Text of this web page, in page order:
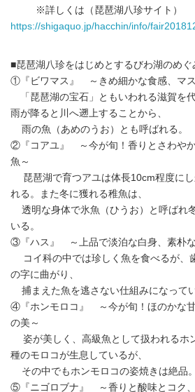
※詳しくは（琵琶湖八珍サイト）
https://shigaquo.jp/hacchin/info/
■琵琶湖八珍をはじめとするびわ湖のめ
①『ビワマス』 ～きめ細かな食感、マス
「琵琶湖の宝石」ともいわれる滋賀を
雨が降ると川へ遡上することから、
雨の魚（あめのうお）とも呼ばれる。
②『コアユ』 ～今が旬！香りとさわや
魚～
琵琶湖で育つアユは体長10cm程度に
れる。また冬に獲れる稚魚は、
透明な身体で氷魚（ひうお）と呼ばれ
いる。
③『ハス』 ～上品で淡泊な白身、素朴な
コイ科の中では珍しく魚を食べるが、
の字に曲がり、
捕まえた魚を逃さない仕組みになってい
④『ホンモロコ』 ～今が旬！ほのかな
の美～
姿が美しく、高級魚として扱われるホ
種のモロコが生息しているが、
その中でもホンモロコの姿焼きは絶品。
⑤『ニゴロブナ』 ～香りと酸味とコク